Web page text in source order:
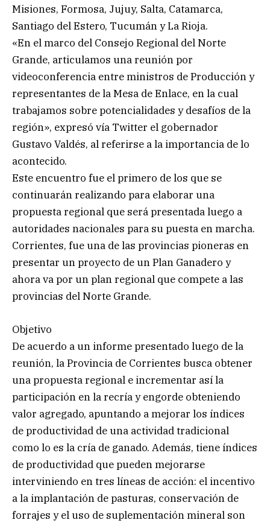
Misiones, Formosa, Jujuy, Salta, Catamarca,
Santiago del Estero, Tucumán y La Rioja.
«En el marco del Consejo Regional del Norte
Grande, articulamos una reunión por
videoconferencia entre ministros de Producción y
representantes de la Mesa de Enlace, en la cual
trabajamos sobre potencialidades y desafíos de la
región», expresó vía Twitter el gobernador
Gustavo Valdés, al referirse a la importancia de lo
acontecido.
Este encuentro fue el primero de los que se
continuarán realizando para elaborar una
propuesta regional que será presentada luego a
autoridades nacionales para su puesta en marcha.
Corrientes, fue una de las provincias pioneras en
presentar un proyecto de un Plan Ganadero y
ahora va por un plan regional que compete a las
provincias del Norte Grande.
Objetivo
De acuerdo a un informe presentado luego de la
reunión, la Provincia de Corrientes busca obtener
una propuesta regional e incrementar así la
participación en la recría y engorde obteniendo
valor agregado, apuntando a mejorar los índices
de productividad de una actividad tradicional
como lo es la cría de ganado. Además, tiene índices
de productividad que pueden mejorarse
interviniendo en tres líneas de acción: el incentivo
a la implantación de pasturas, conservación de
forrajes y el uso de suplementación mineral son